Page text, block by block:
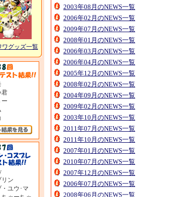
ワグッズ一覧
君
ー
リン
・ユウ･マ
2003年08月のNEWS一覧
2006年02月のNEWS一覧
2009年07月のNEWS一覧
2008年01月のNEWS一覧
2006年03月のNEWS一覧
2006年04月のNEWS一覧
2005年12月のNEWS一覧
2008年02月のNEWS一覧
2004年09月のNEWS一覧
2009年02月のNEWS一覧
2003年10月のNEWS一覧
2011年07月のNEWS一覧
2011年10月のNEWS一覧
2007年01月のNEWS一覧
2010年07月のNEWS一覧
2007年12月のNEWS一覧
2006年07月のNEWS一覧
2008年06月のNEWS一覧